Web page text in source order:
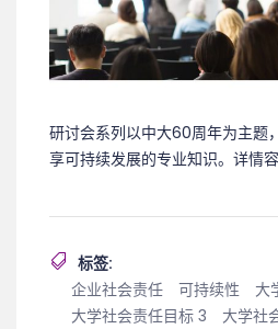
研讨会系列以中大60周年为主题
享可持续发展的专业知识。详情容
标签:
企业社会责任
可持续性
大
大学社会责任目标 3
大学社